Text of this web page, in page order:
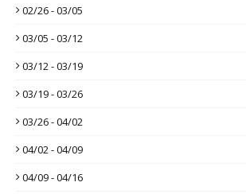
02/26 - 03/05
03/05 - 03/12
03/12 - 03/19
03/19 - 03/26
03/26 - 04/02
04/02 - 04/09
04/09 - 04/16